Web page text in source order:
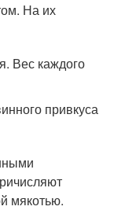
На их
Вес каждого
привкуса
мякотью.